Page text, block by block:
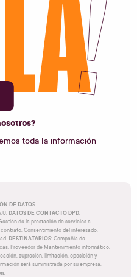
toda la información
DE DATOS
DATOS DE CONTACTO DPD:
de la prestación de servicios a
Consentimiento del interesado.
DESTINATARIOS: Compañía de
Proveedor de Mantenimiento informático.
supresión, limitación, oposición y
será suministrada por su empresa.